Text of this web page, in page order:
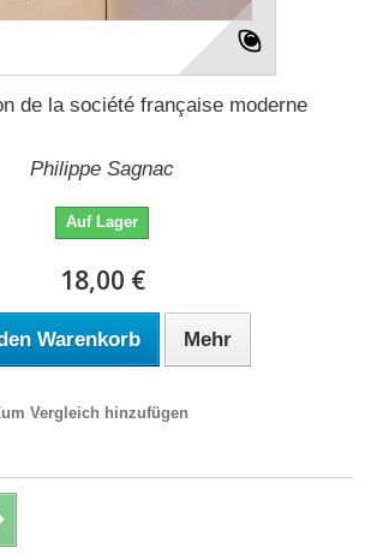
de la société française moderne
Philippe Sagnac
Auf Lager
18,00 €
Warenkorb Mehr
Vergleich hinzufügen